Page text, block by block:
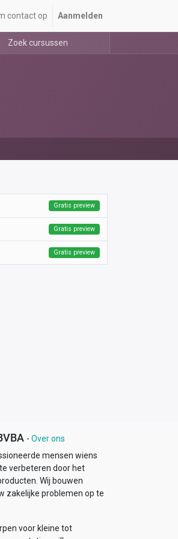
contact op Aanmelden
Gratis preview
Gratis preview
Gratis preview
- Over ons
mensen wiens
verbeteren door het
Wij bouwen
zakelijke problemen op te
voor kleine tot